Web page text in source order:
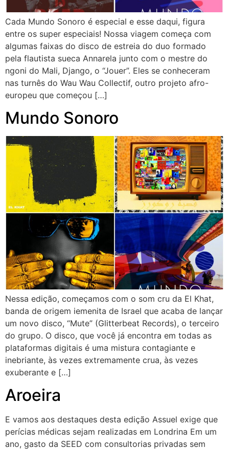
Cada Mundo Sonoro é especial e esse daqui, figura
entre os super especiais! Nossa viagem começa com
algumas faixas do disco de estreia do duo formado
pela flautista sueca Annarela junto com o mestre do
ngoni do Mali, Django, o “Jouer”. Eles se conheceram
nas turnês do Wau Wau Collectif, outro projeto afro-
europeu que começou […]
Mundo Sonoro
Nessa edição, começamos com o som cru da El Khat,
banda de origem iemenita de Israel que acaba de lançar
um novo disco, “Mute” (Glitterbeat Records), o terceiro
do grupo. O disco, que você já encontra em todas as
plataformas digitais é uma mistura contagiante e
inebriante, às vezes extremamente crua, às vezes
exuberante e […]
Aroeira
E vamos aos destaques desta edição Assuel exige que
perícias médicas sejam realizadas em Londrina Em um
ano, gasto da SEED com consultorias privadas sem